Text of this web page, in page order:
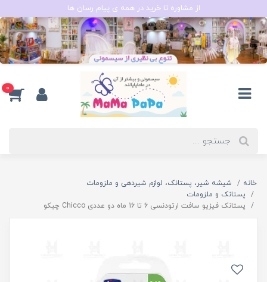
از مشاوره تا خرید در همه ی پیام رسان ها
0
خانه
شیشه شیر، پستانک، لوازم شیردهی و ملزومات
پستانک و ملزومات
پستانک فیزیو سافت ارتودنسی 6 تا 16 ماه دو عددی Chicco چیکو